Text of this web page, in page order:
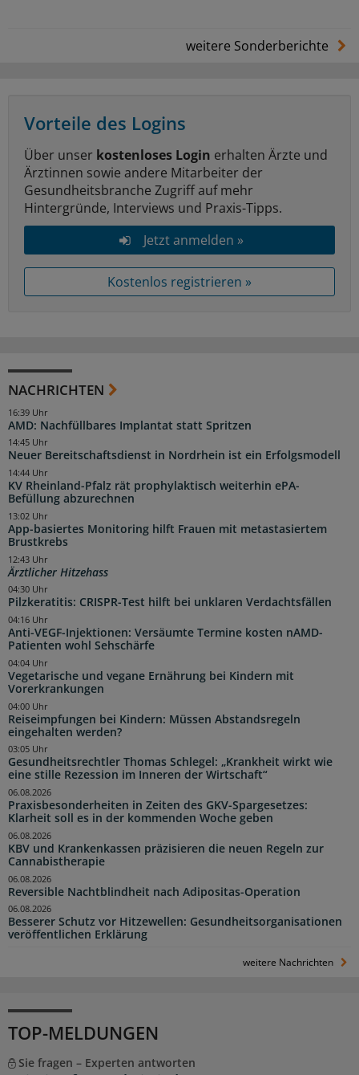
weitere Sonderberichte
Vorteile des Logins
Über unser kostenloses Login erhalten Ärzte und
Ärztinnen sowie andere Mitarbeiter der
Gesundheitsbranche Zugriff auf mehr
Hintergründe, Interviews und Praxis-Tipps.
Jetzt anmelden »
Kostenlos registrieren »
NACHRICHTEN
AMD: Nachfüllbares Implantat statt Spritzen
16:39 Uhr
Neuer Bereitschaftsdienst in Nordrhein ist ein Erfolgsmodell
14:45 Uhr
KV Rheinland-Pfalz rät prophylaktisch weiterhin ePA-
Befüllung abzurechnen
14:44 Uhr
App-basiertes Monitoring hilft Frauen mit metastasiertem
Brustkrebs
13:02 Uhr
Ärztlicher Hitzehass
12:43 Uhr
Pilzkeratitis: CRISPR-Test hilft bei unklaren Verdachtsfällen
04:30 Uhr
Anti-VEGF-Injektionen: Versäumte Termine kosten nAMD-
Patienten wohl Sehschärfe
04:16 Uhr
Vegetarische und vegane Ernährung bei Kindern mit
Vorerkrankungen
04:04 Uhr
Reiseimpfungen bei Kindern: Müssen Abstandsregeln
eingehalten werden?
04:00 Uhr
Gesundheitsrechtler Thomas Schlegel: „Krankheit wirkt wie
eine stille Rezession im Inneren der Wirtschaft“
03:05 Uhr
Praxisbesonderheiten in Zeiten des GKV-Spargesetzes:
Klarheit soll es in der kommenden Woche geben
06.08.2026
KBV und Krankenkassen präzisieren die neuen Regeln zur
Cannabistherapie
06.08.2026
Reversible Nachtblindheit nach Adipositas-Operation
06.08.2026
Besserer Schutz vor Hitzewellen: Gesundheitsorganisationen
veröffentlichen Erklärung
06.08.2026
weitere Nachrichten
TOP-MELDUNGEN
Sie fragen – Experten antworten